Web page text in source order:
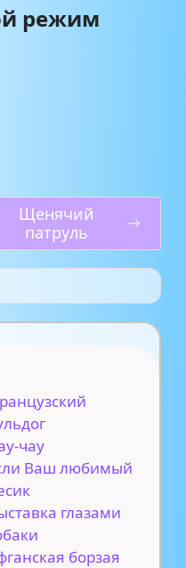
режим
Щенячий
патруль
чау
Ваш любимый
глазами
борзая